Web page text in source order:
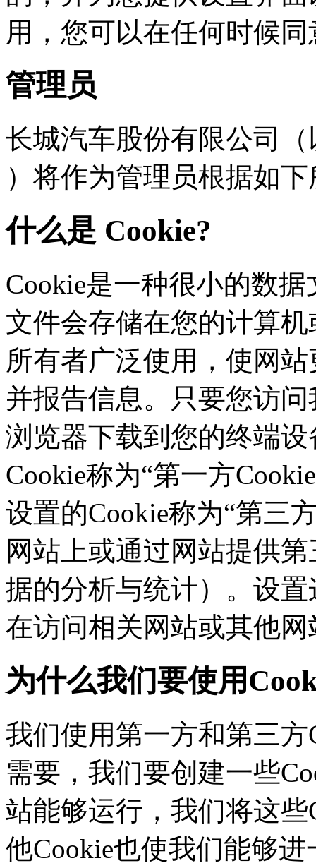
用，您可以在任何时候
管理员
长城汽车股份有限公司（
）将作为管理员根据如
什么是 Cookie?
Cookie是一种很小的数据文
文件会存储在您的计算
所有者广泛使用，使网
并报告信息。只要您访问
浏览器下载到您的终端设
Cookie称为“第一方
设置的Cookie称为“第三
网站上或通过网站提供第
据的分析与统计）。设
在访问相关网站或其他
为什么我们要使用
我们使用第一方和第三
需要，我们要创建一
站能够运行，我们将这
他Cookie也使我们能够进